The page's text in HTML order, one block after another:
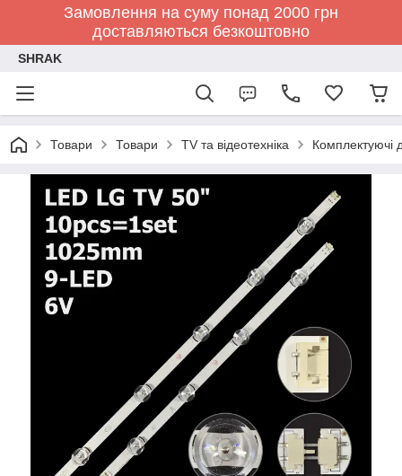
Замовлення на суму понад 2000 грн
доставляються безкоштовно
SHRAK
Товари Товари TV та відеотехніка Комплектуючі